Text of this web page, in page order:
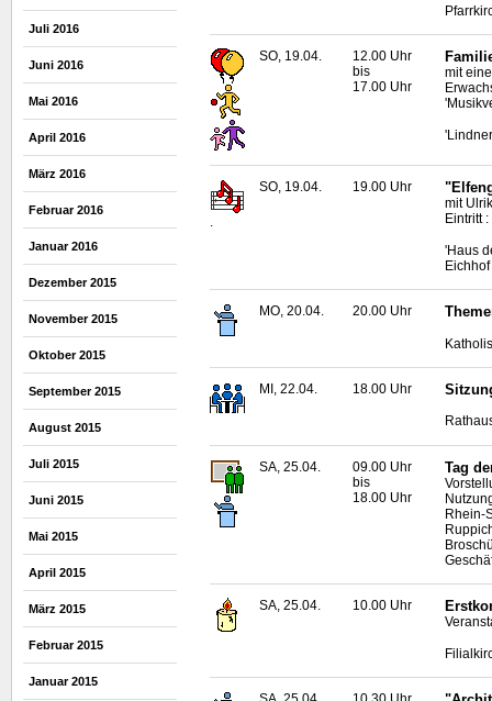
Juli 2016
Juni 2016
Mai 2016
April 2016
März 2016
Februar 2016
Januar 2016
Dezember 2015
November 2015
Oktober 2015
September 2015
August 2015
Juli 2015
Juni 2015
Mai 2015
April 2015
März 2015
Februar 2015
Januar 2015
SO, 19.04.
12.00 Uhr
bis
17.00 Uhr
mit
.
SO, 19.04. 19.00 Uhr
mit
Eintritt
'Haus
MO, 20.04. 20.00 Uhr
MI, 22.04. 18.00 Uhr
SA, 25.04.
09.00 Uhr
bis
18.00 Uhr
Tag
Rhein-
SA, 25.04. 10.00 Uhr